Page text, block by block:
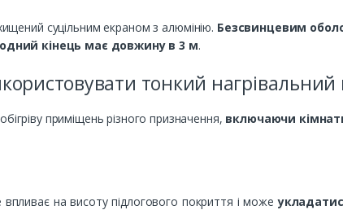
суцільним екраном з алюмінію. Безсвинцевим
кінець має довжину в 3 м.
тонкий нагрівальний
приміщень різного призначення, включаючи
на висоту підлогового покриття і може